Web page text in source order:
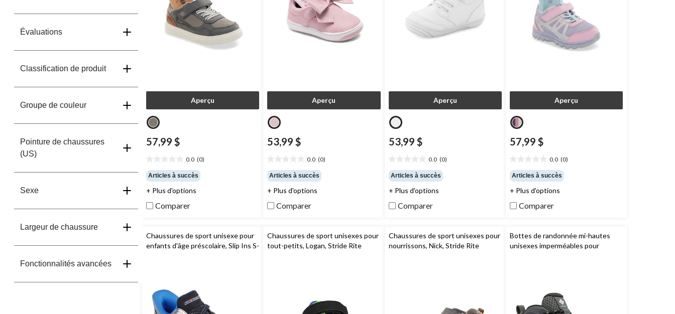
Évaluations
Classification de produit
Groupe de couleur
Pointure de chaussures
(US)
Sexe
Largeur de chaussure
Fonctionnalités avancées
Aperçu
57,99 $
0.0 (0)
étoile(s)
sur
5.
Articles à succès
+ Plus d'options
Comparer
Aperçu
53,99 $
0.0 (0)
étoile(s)
sur
5.
Articles à succès
+ Plus d'options
Comparer
Aperçu
53,99 $
0.0 (0)
étoile(s)
sur
5.
Articles à succès
+ Plus d'options
Comparer
Aperçu
57,99 $
0.0 (0)
étoile(s)
sur
5.
Articles à succès
+ Plus d'options
Comparer
Chaussures de sport unisexe pour
enfants d'âge préscolaire, Slip Ins S-
Chaussures de sport unisexes pour
tout-petits, Logan, Stride Rite
Chaussures de sport unisexes pour
nourrissons, Nick, Stride Rite
Bottes de randonnée mi-hautes
unisexes imperméables pour